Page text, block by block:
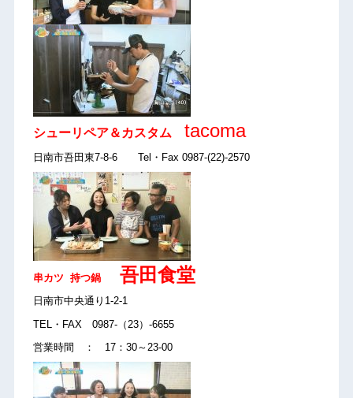
シューリペア＆カスタム tacoma
日南市吾田東7-8-6 Tel・Fax 0987-(22)-2570
串カツ 持つ鍋吾田食堂
日南市中央通り1-2-1
TEL・FAX 0987-（23）-6655
営業時間 ： 17：30～23-00